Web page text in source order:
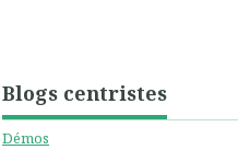
Blogs centristes
Démos